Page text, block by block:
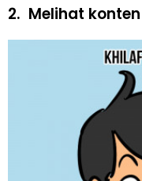
2. Melihat